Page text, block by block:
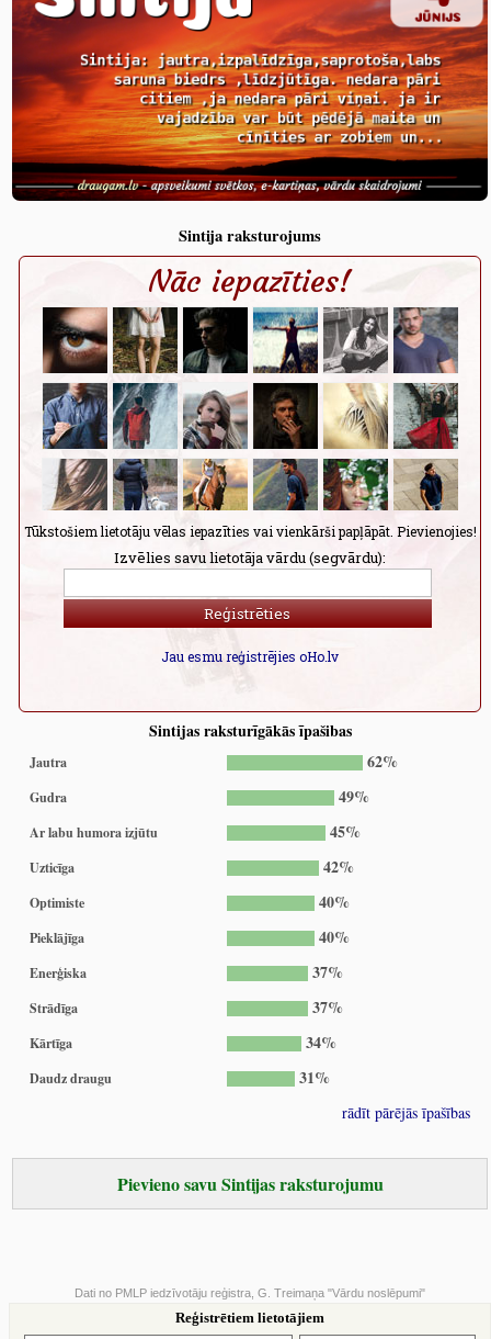
Sintija raksturojums
Nāc iepazīties!
Tūkstošiem lietotāju vēlas iepazīties vai vienkārši papļāpāt. Pievienojies!
Izvēlies savu lietotāja vārdu (segvārdu):
Jau esmu reģistrējies oHo.lv
Sintijas raksturīgākās īpašibas
Jautra 62%
Gudra 49%
Ar labu humora izjūtu 45%
Uzticīga 42%
Optimiste 40%
Pieklājīga 40%
Enerģiska 37%
Strādīga 37%
Kārtīga 34%
Daudz draugu 31%
rādīt pārējās īpašības
Pievieno savu Sintijas raksturojumu
Dati no PMLP iedzīvotāju reģistra, G. Treimaņa "Vārdu noslēpumi"
Reģistrētiem lietotājiem